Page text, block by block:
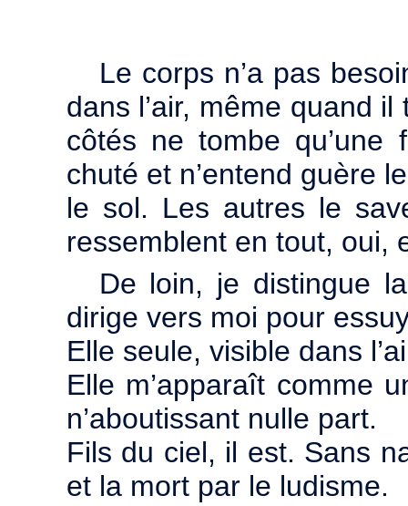
Le corps n’a pas
dans l’air, même quand
côtés ne tombe
chuté et n’entend guère
le sol. Les autres le
ressemblent en tout,
De loin, je distingue
dirige vers moi pour
Elle seule, visible dans
Elle m’apparaît comme
n’aboutissant nulle part.
Fils du ciel, il est. Sans
et la mort par le ludisme.